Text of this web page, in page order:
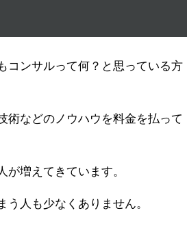
コンサルって何？と思っている方
術などのノウハウを料金を払って
増えてきています。
う人も少なくありません。